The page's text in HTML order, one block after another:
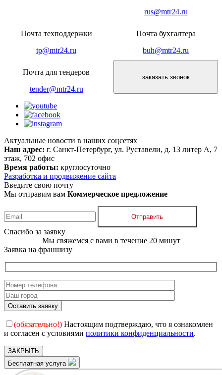
rus@mtr24.ru
Почта техподдержки
tp@mtr24.ru
Почта бухгалтера
buh@mtr24.ru
Почта для тендеров
tender@mtr24.ru
заказать звонок
Актуальные новости в наших соцсетях
Наш адрес: г. Санкт-Петербург, ул. Руставели, д. 13 литер А, 7
этаж, 702 офис
Время работы: круглосуточно
Разработка и продвижение сайта
Введите свою почту
Мы отправим вам Коммерческое предложение
Отправить
Спасибо за заявку
Мы свяжемся с вами в течение 20 минут
Заявка на франшизу
(обязательно!) Настоящим подтверждаю, что я ознакомлен
и согласен с условиями политики конфиденциальности.
ЗАКРЫТЬ
Бесплатная услуга